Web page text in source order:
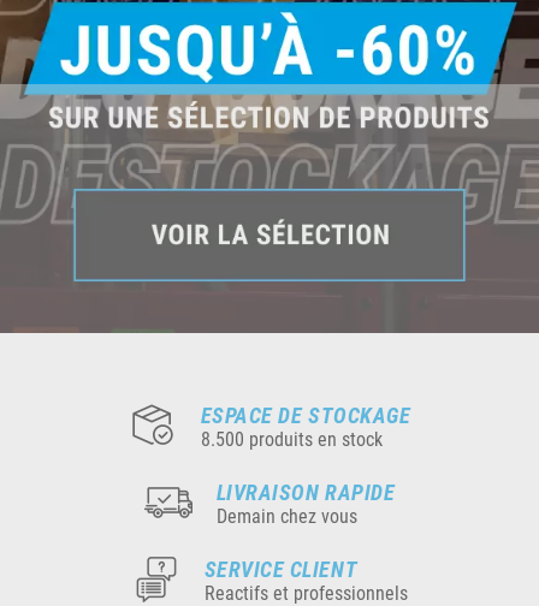
ESPACE DE STOCKAGE
8.500 produits en stock
LIVRAISON RAPIDE
Demain chez vous
SERVICE CLIENT
Reactifs et professionnels